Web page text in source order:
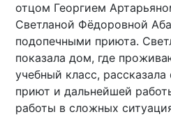
отцом Георгием
Светланой Фёдоровной
подопечными приюта.
показала дом, где
учебный класс,
приют и дальнейшей
работы в сложных